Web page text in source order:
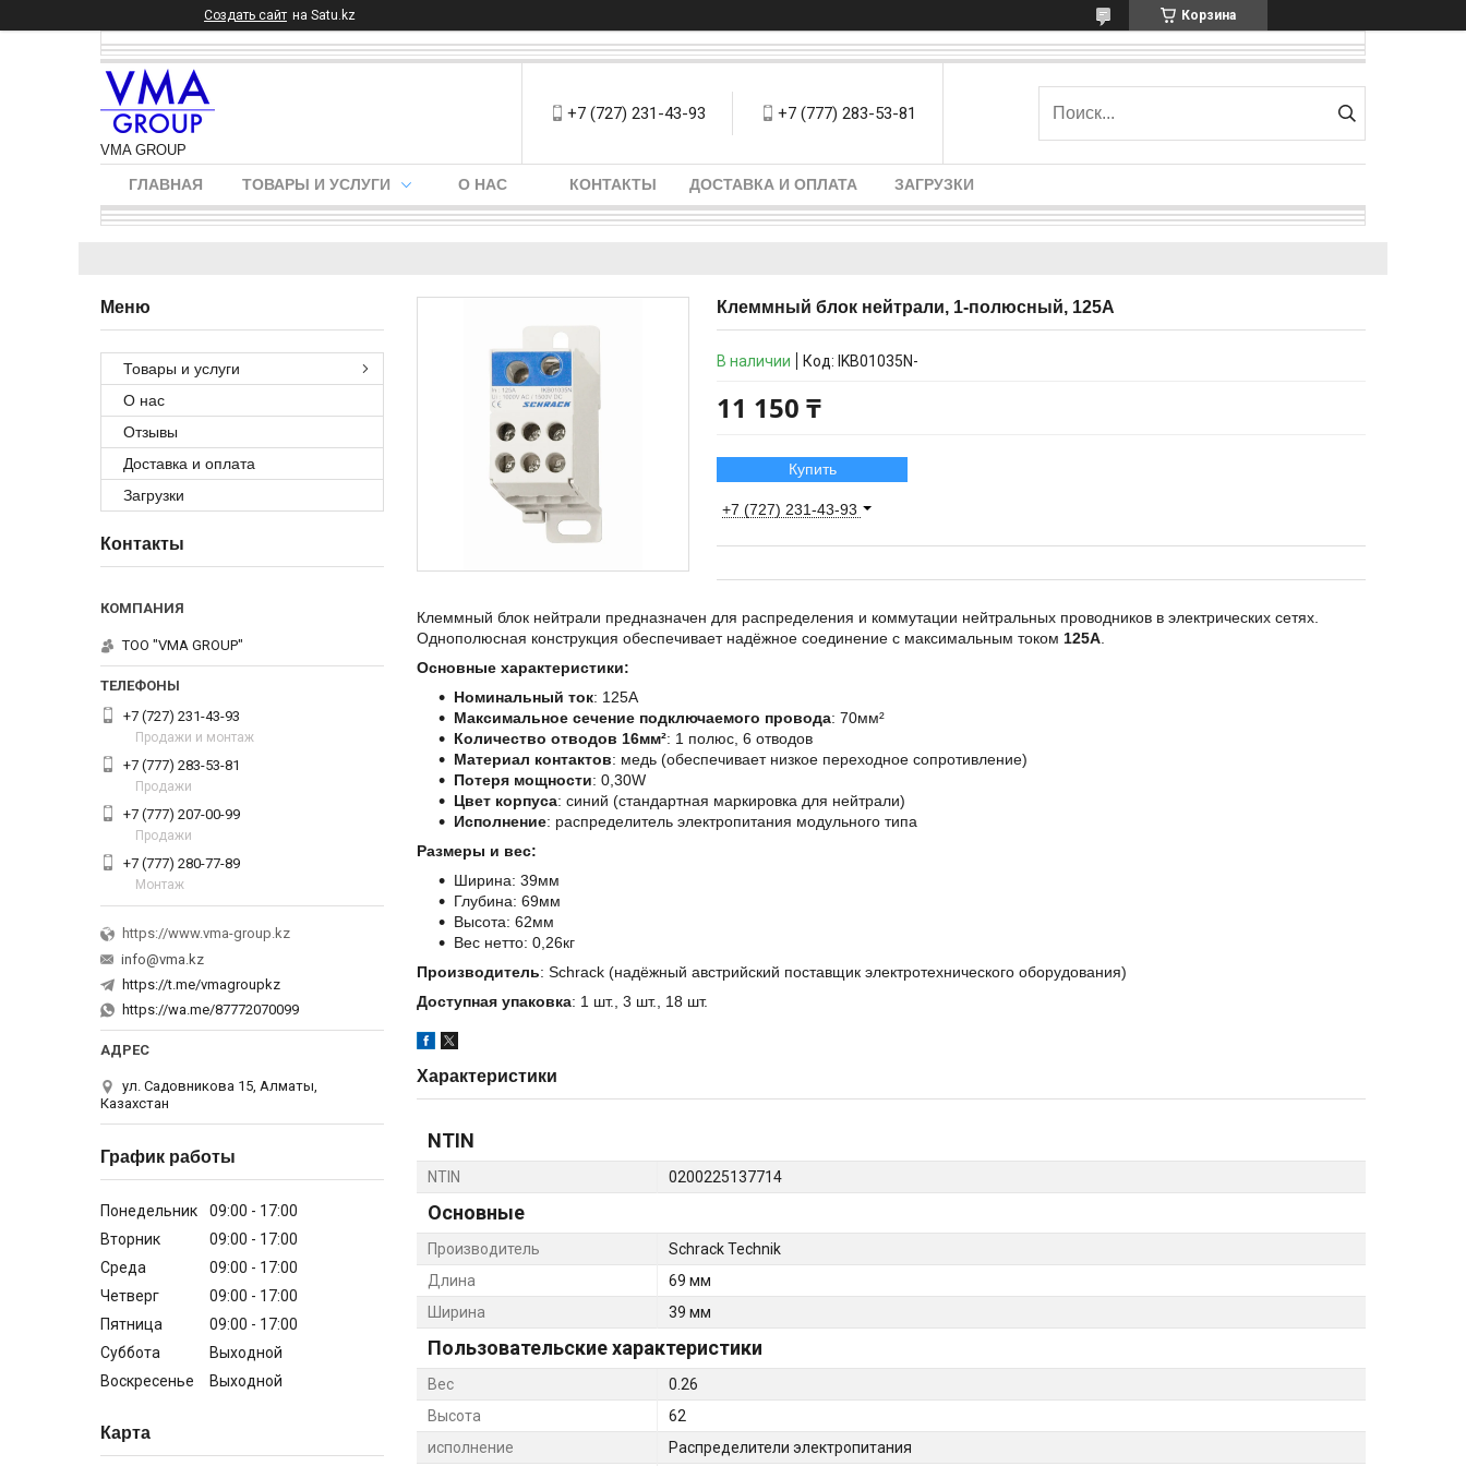
Создать сайт на Satu.kz Корзина
VMA GROUP
+7 (727) 231-43-93 +7 (777) 283-53-81
ГЛАВНАЯ ТОВАРЫ И УСЛУГИ О НАС КОНТАКТЫ ДОСТАВКА И ОПЛАТА ЗАГРУЗКИ
Клеммный блок нейтрали, 1-полюсный, 125А
В наличии Код: IKB01035N-
11 150 ₸
Купить
+7 (727) 231-43-93
Клеммный блок нейтрали предназначен для распределения и коммутации нейтральных проводников в электрических сетях.
Однополюсная конструкция обеспечивает надёжное соединение с максимальным током 125А
Основные характеристики:
Номинальный ток: 125А
Максимальное сечение подключаемого провода: 70мм²
Количество отводов 16мм²: 1 полюс, 6 отводов
Материал контактов: медь (обеспечивает низкое переходное сопротивление)
Потеря мощности: 0,30W
Цвет корпуса: синий (стандартная маркировка для нейтрали)
Исполнение: распределитель электропитания модульного типа
Размеры и вес:
Ширина: 39мм
Глубина: 69мм
Высота: 62мм
Вес нетто: 0,26кг
Производитель: Schrack (надёжный австрийский поставщик электротехнического оборудования)
Доступная упаковка: 1 шт., 3 шт., 18 шт.
Характеристики
NTIN
NTIN 0200225137714
Основные
Производитель
Schrack Technik
Длина
69 мм
Ширина
39 мм
Пользовательские характеристики
Вес
0.26
Высота
62
исполнение
Распределители электропитания
Товары и услуги
О нас
Отзывы
Доставка и оплата
Загрузки
Контакты
ТОО "VMA GROUP"
+7 (727) 231-43-93
Продажи и монтаж
+7 (777) 283-53-81
Продажи
+7 (777) 207-00-99
Продажи
+7 (777) 280-77-89
Монтаж
https://www.vma-group.kz
info@vma.kz
https://t.me/vmagroupkz
https://wa.me/87772070099
ул. Садовникова 15, Алматы,
Казахстан
График работы
Понедельник 09:00
17:00
Вторник
09:00
17:00
Среда
09:00
17:00
Четверг
09:00
17:00
Пятница
09:00
17:00
Суббота
Выходной
Воскресенье
Выходной
Карта